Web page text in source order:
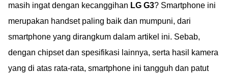
masih ingat dengan kecanggihan LG G3? Smartphone ini
merupakan handset paling baik dan mumpuni, dari
smartphone yang dirangkum dalam artikel ini. Sebab,
dengan chipset dan spesifikasi lainnya, serta hasil kamera
yang di atas rata-rata, smartphone ini tangguh dan patut